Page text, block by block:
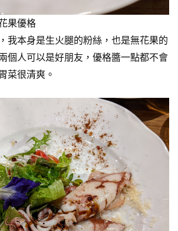
果優格
我本身是生火腿的粉絲，也是無花果的
個人可以是好朋友，優格醬一點都不會
菜很清爽。